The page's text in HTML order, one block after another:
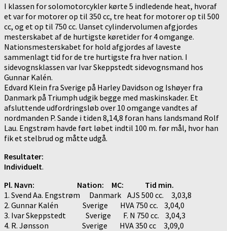
I klassen for solomotorcykler kørte 5 indledende heat, hvoraf
et var for motorer op til 350 cc, tre heat for motorer op til 500
cc, og et op til 750 cc. Uanset cylindervolumen afgjordes
mesterskabet af de hurtigste køretider for 4 omgange.
Nationsmesterskabet for hold afgjordes af laveste
sammenlagt tid for de tre hurtigste fra hver nation. I
sidevognsklassen var Ivar Skeppstedt sidevognsmand hos
Gunnar Kalén.
Edvard Klein fra Sverige på Harley Davidson og Ishøyer fra
Danmark på Triumph udgik begge med maskinskader. Et
afsluttende udfordringsløb over 10 omgange vandtes af
nordmanden P. Sande i tiden 8,14,8 foran hans landsmand Rolf
Lau. Engstrøm havde ført løbet indtil 100 m. før mål, hvor han
fik et stelbrud og måtte udgå.
Resultater:
Individuelt.
Pl. Navn: Nation: MC: Tid min.
1. Svend Aa. Engstrøm Danmark AJS 500 cc. 3,03,8
2. Gunnar Kalén Sverige HVA 750 cc. 3,04,0
3. Ivar Skeppstedt Sverige F. N 750 cc. 3,04,3
4. R. Jønsson Sverige HVA 350 cc 3,09,0